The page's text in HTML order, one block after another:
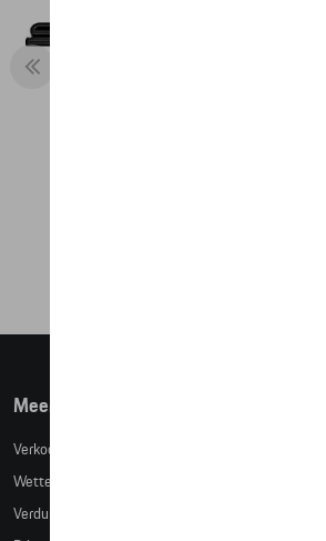
Meer info
Verkoopsvoorwaarden
Wettelijke bepalingen
Verduidelijking kledingmaten